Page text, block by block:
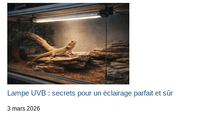
Lampe UVB : secrets pour un éclairage parfait et sûr
3 mars 2026